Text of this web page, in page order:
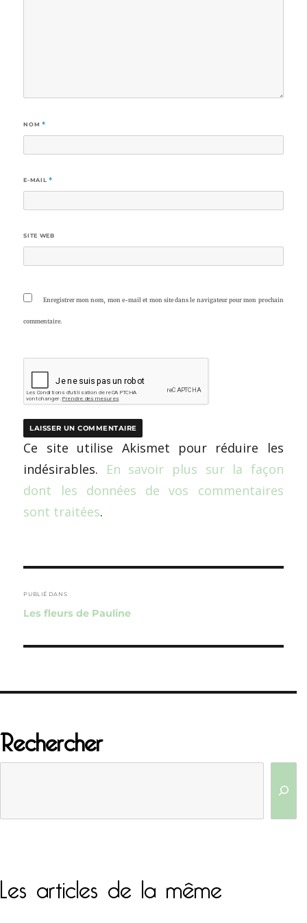
NOM *
E-MAIL *
SITE WEB
Enregistrer mon nom, mon e-mail et mon site dans le navigateur pour mon prochain
commentaire.
Ce site utilise Akismet pour réduire les
indésirables. En savoir plus sur la façon
dont les données de vos commentaires
sont traitées.
de
l’article
PUBLIÉ DANS
Les fleurs de Pauline
Rechercher
Les articles de la même